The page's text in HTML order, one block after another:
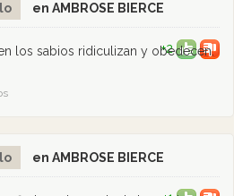
en AMBROSE BIERCE
los sabios ridiculizan y obedecen.
+2
en AMBROSE BIERCE